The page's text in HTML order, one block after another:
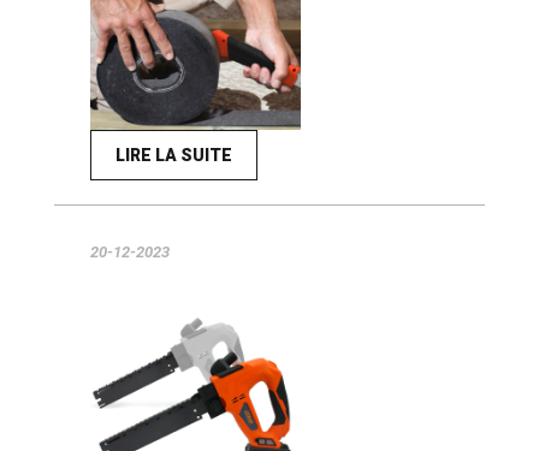
LIRE LA SUITE
20-12-2023